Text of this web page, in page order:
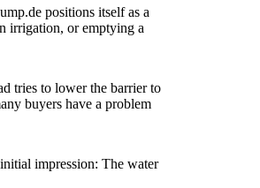
positions itself as a
irrigation, or emptying a
tries to lower the barrier to
buyers have a problem
impression: The water